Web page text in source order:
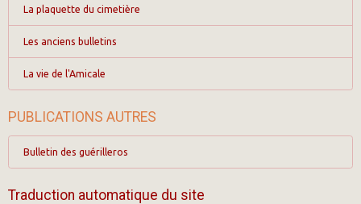
La plaquette du cimetière
Les anciens bulletins
La vie de l'Amicale
PUBLICATIONS AUTRES
Bulletin des guérilleros
Traduction automatique du site